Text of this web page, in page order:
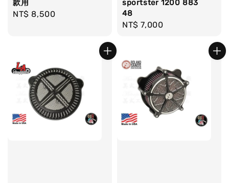
款用
Regular
NT$ 8,500
sportster 1200 883
48
Regular
NT$ 7,000